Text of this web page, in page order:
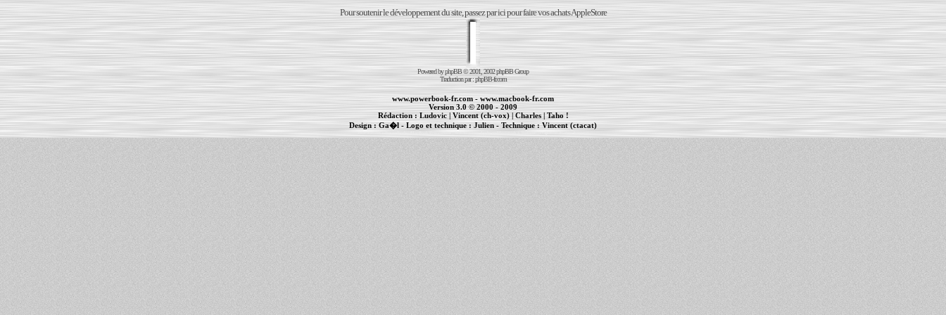
Pour soutenir le développement du site, passez par ici pour faire vos achats AppleStore
Powered byphpBB© 2001, 2002 phpBB Group
Traduction par :phpBB-fr.com
www.powerbook-fr.com - www.macbook-fr.com
Version 3.0 © 2000 - 2009
Rédaction : Ludovic|Vincent (ch-vox)| Charles|Taho !
Design :Ga�l - Logo et technique : Julien - Technique :Vincent (ctacat)
| | cr�ation de sites Internet